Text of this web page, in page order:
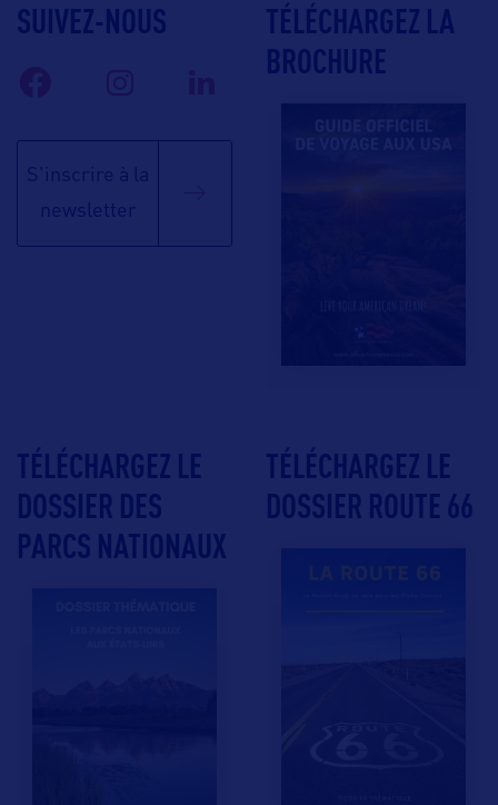
SUIVEZ-NOUS
S'inscrire à la
newsletter
TÉLÉCHARGEZ LA
BROCHURE
TÉLÉCHARGEZ LE
DOSSIER DES
PARCS NATIONAUX
TÉLÉCHARGEZ LE
DOSSIER ROUTE 66